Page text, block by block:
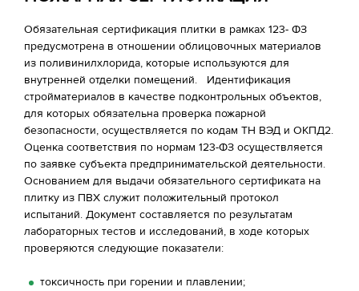
Обязательная сертификация плитки в рамках 123- ФЗ
предусмотрена в отношении облицовочных материалов
из поливинилхлорида, которые используются для
внутренней отделки помещений. Идентификация
стройматериалов в качестве подконтрольных объектов,
для которых обязательна проверка пожарной
безопасности, осуществляется по кодам ТН ВЭД и ОКПД2.
Оценка соответствия по нормам 123-ФЗ осуществляется
по заявке субъекта предпринимательской деятельности.
Основанием для выдачи обязательного сертификата на
плитку из ПВХ служит положительный протокол
испытаний. Документ составляется по результатам
лабораторных тестов и исследований, в ходе которых
проверяются следующие показатели:
токсичность при горении и плавлении;